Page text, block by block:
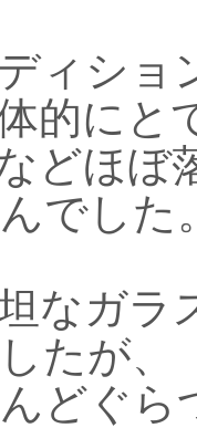
ィシ
的にと
どほぼ
でした
なガラ
たが、
どぐ